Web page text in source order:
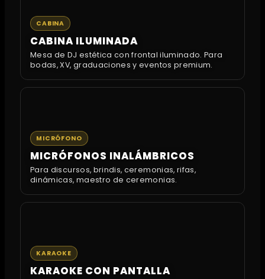
CABINA
CABINA ILUMINADA
Mesa de DJ estética con frontal iluminado. Para
bodas, XV, graduaciones y eventos premium.
MICRÓFONO
MICRÓFONOS INALÁMBRICOS
Para discursos, brindis, ceremonias, rifas,
dinámicas, maestro de ceremonias.
KARAOKE
KARAOKE CON PANTALLA